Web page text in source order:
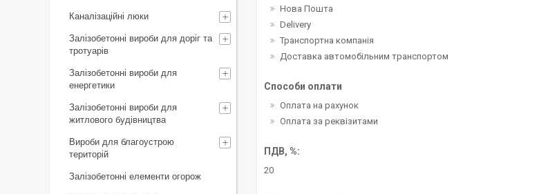
Нова Пошта
Delivery
Транспортна компанія
Доставка автомобільним транспортом
Способи оплати
Оплата на рахунок
Оплата за реквізитами
ПДВ, %:
20
Каналізаційні люки
Залізобетонні вироби для доріг та
тротуарів
Залізобетонні вироби для
енергетики
Залізобетонні вироби для
житлового будівництва
Вироби для благоустрою
територій
Залізобетонні елементи огорож